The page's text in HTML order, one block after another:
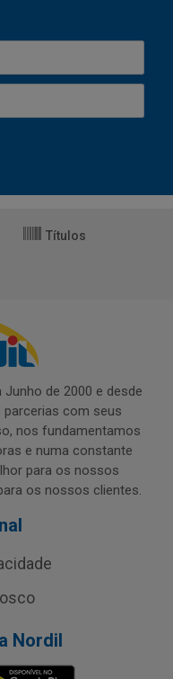
Títulos
de 2000 e desde
com seus
nos fundamentamos
e numa constante
para os nossos
os nossos clientes.
Nordil